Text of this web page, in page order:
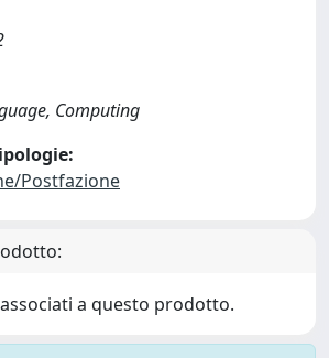
Computing
Postfazione
a questo prodotto.